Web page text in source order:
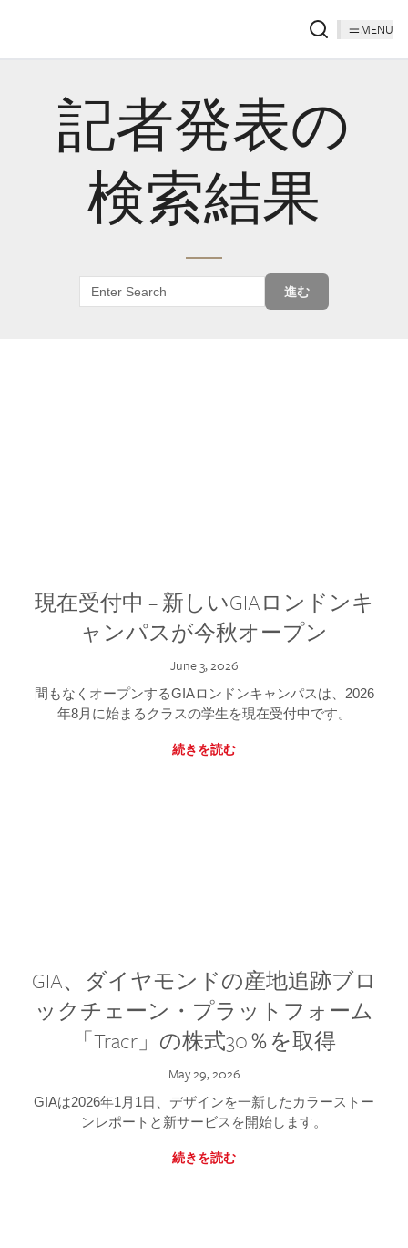
MENU
記者発表の
検索結果
進む
現在受付中 – 新しいGIAロンドンキ
ャンパスが今秋オープン
June 3, 2026
間もなくオープンするGIAロンドンキャンパスは、2026
年8月に始まるクラスの学生を現在受付中です。
続きを読む
GIA、ダイヤモンドの産地追跡ブロ
ックチェーン・プラットフォーム
「Tracr」の株式30％を取得
May 29, 2026
GIAは2026年1月1日、デザインを一新したカラーストー
ンレポートと新サービスを開始します。
続きを読む